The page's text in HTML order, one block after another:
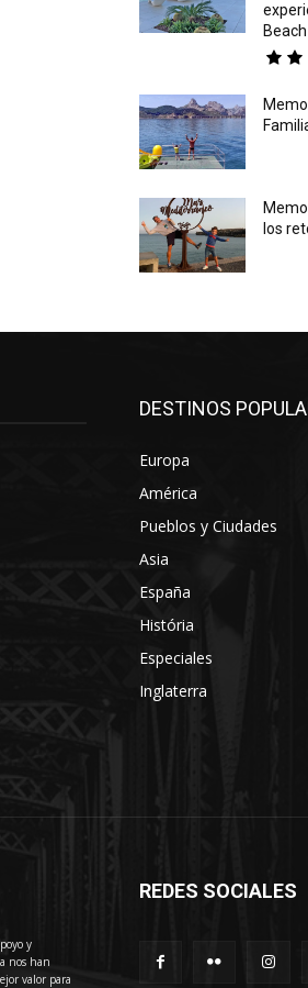
los
DESTINOS
Europa
América
Pueblos y Ciudades
Asia
España
História
Especiales
Inglaterra
y
nos han
valor para
REDES SOCIALES